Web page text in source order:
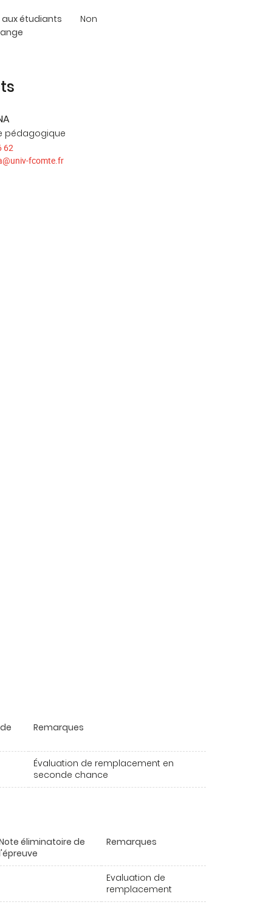
aux étudiants
Non
pédagogique
62
@univ-fcomte.fr
Remarques
Évaluation de remplacement en
seconde chance
éliminatoire de
Remarques
Evaluation de
remplacement